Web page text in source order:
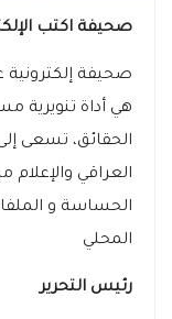
صحيفة اكتب
صحيفة
هي أداة تنويرية
الحقائق، تسعى
العراقي
الحساسة و
المحلي
رئيس التحرير